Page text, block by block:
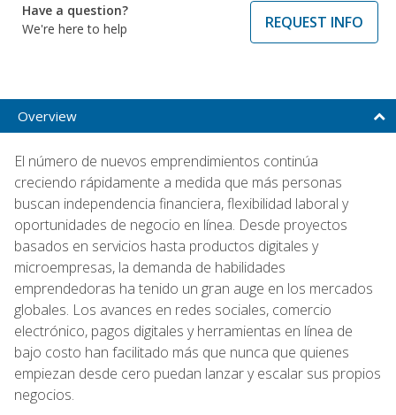
Have a question?
We're here to help
REQUEST INFO
Overview
El número de nuevos emprendimientos continúa
creciendo rápidamente a medida que más personas
buscan independencia financiera, flexibilidad laboral y
oportunidades de negocio en línea. Desde proyectos
basados en servicios hasta productos digitales y
microempresas, la demanda de habilidades
emprendedoras ha tenido un gran auge en los mercados
globales. Los avances en redes sociales, comercio
electrónico, pagos digitales y herramientas en línea de
bajo costo han facilitado más que nunca que quienes
empiezan desde cero puedan lanzar y escalar sus propios
negocios.